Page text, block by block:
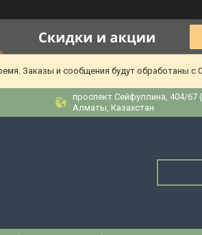
Заказы и сообщения будут обработаны с
​проспект Сейфуллина, 404/67
Алматы, Казахстан